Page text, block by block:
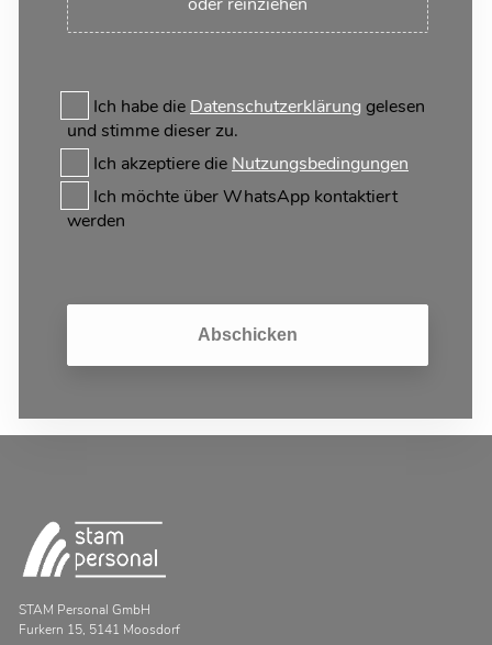
Ich habe die Datenschutzerklärung gelesen
und stimme dieser zu.
Ich akzeptiere die Nutzungsbedingungen
Ich möchte über WhatsApp kontaktiert
werden
Abschicken
STAM Personal GmbH
Furkern 15, 5141 Moosdorf